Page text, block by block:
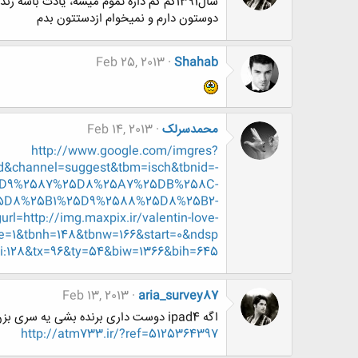
دوستون دارم و نمیخوام ازدستتون بدم
Shahab
Feb 25, 2013
محمدسرلک Feb 14, 2013
http://www.google.com/imgres?
img.maxpix.ir/valentin-love-
aria_survey87
Feb 13, 2013
اگه ipad4 دوست داری برنده بشی یه سری بزن ضرر نمیکنی
http://atm733.ir/?ref=5125364397